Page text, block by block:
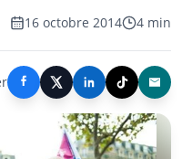
16 octobre 2014 4 min